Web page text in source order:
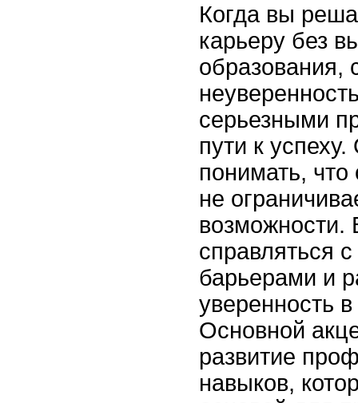
Когда вы
карьеру без
образования,
серьезными
пути к
понимать, что
не
возможности.
справляться
барьерами и
уверенность
Основной
развитие
навыков,